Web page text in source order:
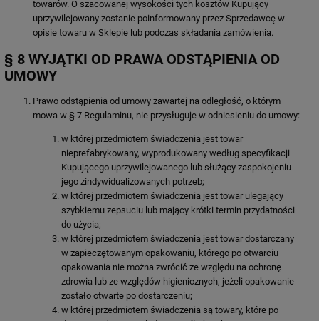
towarów. O szacowanej wysokości tych kosztów Kupujący
uprzywilejowany zostanie poinformowany przez Sprzedawcę w
opisie towaru w Sklepie lub podczas składania zamówienia.
§ 8 WYJĄTKI OD PRAWA ODSTĄPIENIA OD
UMOWY
Prawo odstąpienia od umowy zawartej na odległość, o którym
mowa w § 7 Regulaminu, nie przysługuje w odniesieniu do umowy:
w której przedmiotem świadczenia jest towar
nieprefabrykowany, wyprodukowany według specyfikacji
Kupującego uprzywilejowanego lub służący zaspokojeniu
jego zindywidualizowanych potrzeb;
w której przedmiotem świadczenia jest towar ulegający
szybkiemu zepsuciu lub mający krótki termin przydatności
do użycia;
w której przedmiotem świadczenia jest towar dostarczany
w zapieczętowanym opakowaniu, którego po otwarciu
opakowania nie można zwrócić ze względu na ochronę
zdrowia lub ze względów higienicznych, jeżeli opakowanie
zostało otwarte po dostarczeniu;
w której przedmiotem świadczenia są towary, które po